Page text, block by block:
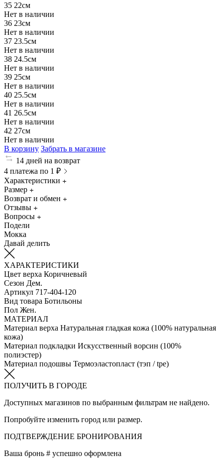
35 22см
Нет в наличии
36 23см
Нет в наличии
37 23.5см
Нет в наличии
38 24.5см
Нет в наличии
39 25см
Нет в наличии
40 25.5см
Нет в наличии
41 26.5см
Нет в наличии
42 27см
Нет в наличии
В корзину Забрать в магазине
14 дней на возврат
4 платежа по 1 ₽
Характеристики
Размер
Возврат и обмен
Отзывы
Вопросы
Подели
Мокка
Давай делить
ХАРАКТЕРИСТИКИ
Цвет верха Коричневый
Сезон Дем.
Артикул 717-404-120
Вид товара Ботильоны
Пол Жен.
МАТЕРИАЛ
Материал верха Натуральная гладкая кожа (100% натуральная
кожа)
Материал подкладки Искусственный ворсин (100%
полиэстер)
Материал подошвы Термоэластопласт (тэп / tpe)
ПОЛУЧИТЬ В ГОРОДЕ
Доступных магазинов по выбранным фильтрам не найдено.
Попробуйте изменить город или размер.
ПОДТВЕРЖДЕНИЕ БРОНИРОВАНИЯ
Ваша бронь # успешно оформлена